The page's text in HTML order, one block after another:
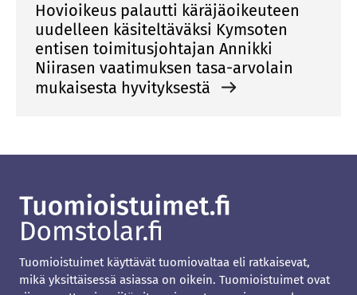
Hovioikeus palautti käräjäoikeuteen
uudelleen käsiteltäväksi Kymsoten
entisen toimitusjohtajan Annikki
Niirasen vaatimuksen tasa-arvolain
mukaisesta hyvityksestä
Tuomioistuimet käyttävät tuomiovaltaa eli ratkaisevat,
mikä yksittäisessä asiassa on oikein. Tuomioistuimet ovat